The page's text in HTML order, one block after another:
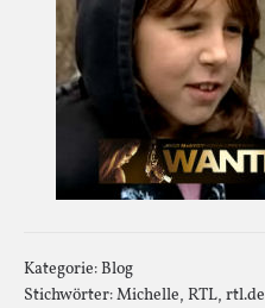
Kategorie:Blog
Stichwörter:Michelle, RTL, rtl.de